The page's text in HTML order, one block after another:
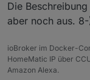
Die
aber noch aus. 8-
ioBroker im Docker-
HomeMatic IP über
Amazon Alexa.